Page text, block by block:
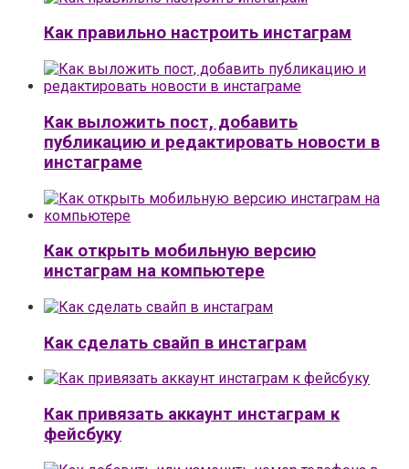
Как правильно настроить инстаграм
Как выложить пост, добавить
публикацию и редактировать новости в
инстаграме
Как открыть мобильную версию
инстаграм на компьютере
Как сделать свайп в инстаграм
Как привязать аккаунт инстаграм к
фейсбуку